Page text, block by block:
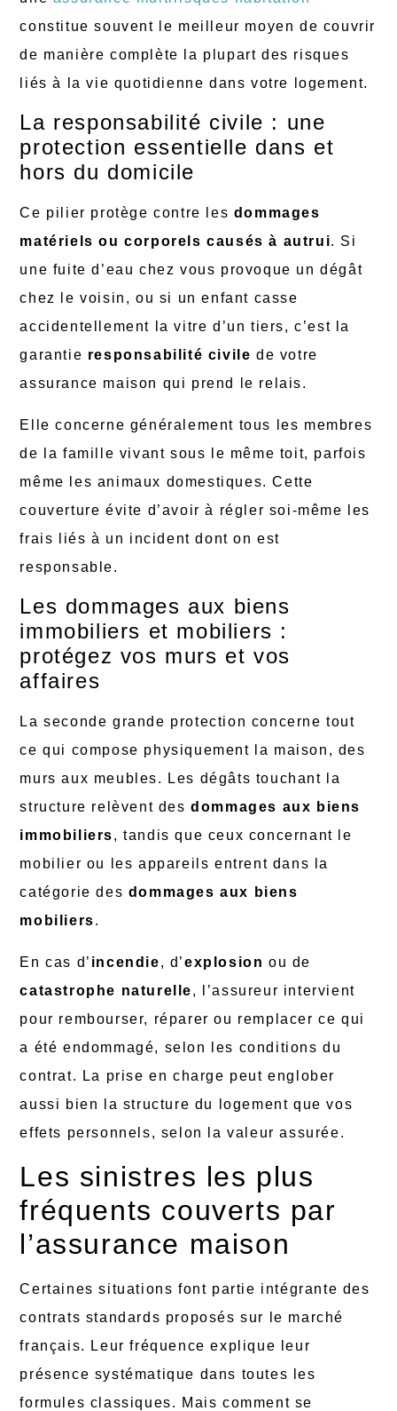
constitue souvent le meilleur moyen de couvrir
de manière complète la plupart des risques
liés à la vie quotidienne dans votre logement.
La responsabilité civile : une
protection essentielle dans et
hors du domicile
Ce pilier protège contre les dommages
matériels ou corporels causés à autrui. Si
une fuite d’eau chez vous provoque un dégât
chez le voisin, ou si un enfant casse
accidentellement la vitre d’un tiers, c’est la
garantie responsabilité civile de votre
assurance maison qui prend le relais.
Elle concerne généralement tous les membres
de la famille vivant sous le même toit, parfois
même les animaux domestiques. Cette
couverture évite d’avoir à régler soi-même les
frais liés à un incident dont on est
responsable.
Les dommages aux biens
immobiliers et mobiliers :
protégez vos murs et vos
affaires
La seconde grande protection concerne tout
ce qui compose physiquement la maison, des
murs aux meubles. Les dégâts touchant la
structure relèvent desdommages aux biens
immobiliers, tandis que ceux concernant le
mobilier ou les appareils entrent dans la
catégorie des dommages aux biens
mobiliers.
En cas d’ incendie, d’explosion ou de
catastrophe naturelle, l’assureur intervient
pour rembourser, réparer ou remplacer ce qui
a été endommagé, selon les conditions du
contrat. La prise en charge peut englober
aussi bien la structure du logement que vos
effets personnels, selon la valeur assurée.
Les sinistres les plus
fréquents couverts par
l’assurance maison
Certaines situations font partie intégrante des
contrats standards proposés sur le marché
français. Leur fréquence explique leur
présence systématique dans toutes les
formules classiques. Mais comment se